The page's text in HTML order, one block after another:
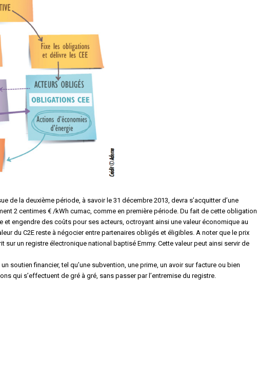
de la deuxième période, à savoir le 31 décembre 2013, devra s’acquitter d’une
2 centimes € /kWh cumac, comme en première période. Du fait de cette obligation
engendre des coûts pour ses acteurs, octroyant ainsi une valeur économique au
du C2E reste à négocier entre partenaires obligés et éligibles. A noter que le prix
sur un registre électronique national baptisé Emmy. Cette valeur peut ainsi servir de
soutien financier, tel qu’une subvention, une prime, un avoir sur facture ou bien
qui s’effectuent de gré à gré, sans passer par l’entremise du registre.